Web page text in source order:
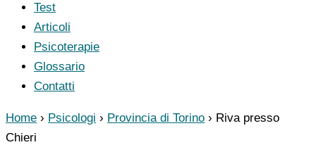
Test
Articoli
Psicoterapie
Glossario
Contatti
Home › Psicologi › Provincia di Torino › Riva presso
Chieri